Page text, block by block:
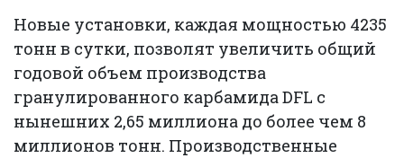
Новые установки, каждая мощностью 4235
тонн в сутки, позволят увеличить общий
годовой объем производства
гранулированного карбамида DFL с
нынешних 2,65 миллиона до более чем 8
миллионов тонн. Производственные